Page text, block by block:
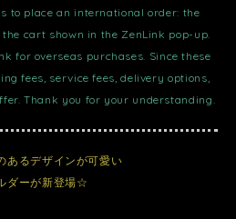
to place an international order: the
cart shown in the ZenLink pop-up.
for overseas purchases. Since these
fees, service fees, delivery options,
Thank you for your understanding.
あるデザインが可愛い
ダーが新登場☆